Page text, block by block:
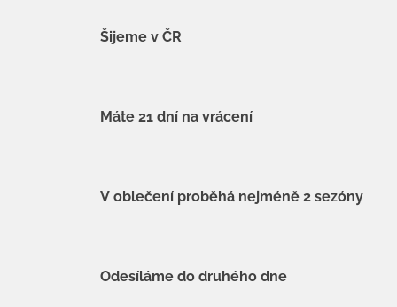
Šijeme v ČR
Máte 21 dní na vrácení
V oblečení proběhá nejméně 2 sezóny
Odesíláme do druhého dne